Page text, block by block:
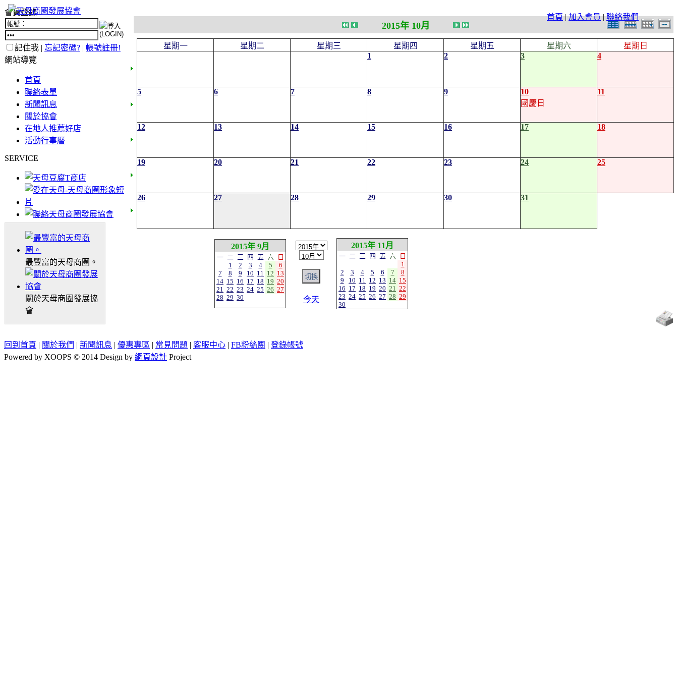
首頁|加入會員|聯絡我們
會員登錄
記住我 | 忘記密碼? | 帳號註冊!
網站導覽
首頁
聯絡表單
新聞訊息
關於協會
在地人推薦好店
活動行事曆
SERVICE
最豐富的天母商圈。
關於天母商圈發展協
會
2015年 10月
星期一 星期二 星期三 星期四 星期五 星期六
星期日
1
2 3 4
5 6 7 8 9
10
國慶日
11
12 13 14 15 16 17 18
19 20 21 22 23 24 25
26 27 28 29 30 31
2015年 9月
一 二 三 四 五 六
日
1
2 3 4 5
6
7
8 9 10 11 12 13
14 15 16 17 18 19 20
21 22 23 24 25 26 27
28 29 30 今天
2015年 11月
一 二 三 四 五 六
日
1
2
3 4 5 6 7
8
9
10 11 12 13 14 15
16 17 18 19 20 21 22
23 24 25 26 27 28 29
30
回到首頁 | 關於我們 | 新聞訊息 | 優惠專區 | 常見問題 | 客服中心 | FB粉絲團 | 登錄帳號
Powered by XOOPS © 2014 Design by 網頁設計 Project